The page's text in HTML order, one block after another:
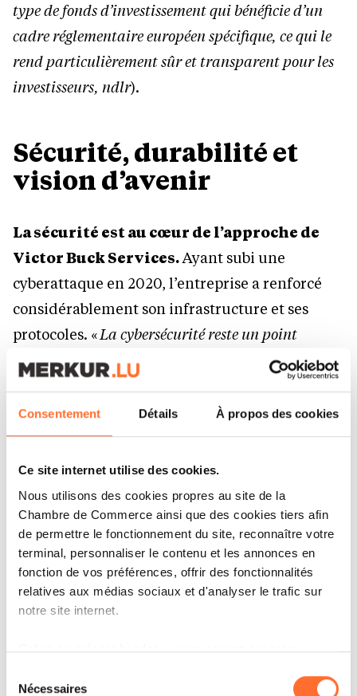
Consentement Détails À propos des cookies
Ce site internet utilise des cookies.
Nous utilisons des cookies propres au site de la
Chambre de Commerce ainsi que des cookies tiers afin
de permettre le fonctionnement du site, reconnaître votre
terminal, personnaliser le contenu et les annonces en
fonction de vos préférences, offrir des fonctionnalités
relatives aux médias sociaux et d'analyser le trafic sur
notre site internet.
Grâce au présent bandeau, vous pouvez accepter,
à l’exception des cookies strictement nécessaires au
Nécessaires
type de fonds d’investissement qui bénéficie d’un
cadre réglementaire européen spécifique, ce qui le
rend particulièrement sûr et transparent pour les
investisseurs, ndlr).
Sécurité, durabilité et
vision d’avenir
La sécurité est au cœur de l’approche de
Victor Buck Services.Ayant subi une
cyberattaque en 2020, l’entreprise a renforcé
considérablement son infrastructure et ses
protocoles. «La cybersécuritéreste un point
d’attention extr ê me. Nous avons renouvelétoute
notre infrastructure et mis en place un systè me de
continuitéd’activit érobuste, avec tests et analyses
effectués très régulièrement. Notre statut de PSF
nous oblige à un degré de diligence extrêmement
élevé que nous prenons très au sérieux. C’est pour
nous un facteur différenciateur par rapport aux
imprimeurs classiques, qui n’ont pas les mêmes
obligations» affirme la dirigeante.
Engagée dans une
FSC (issu de forêts gérées durablement, ndlr